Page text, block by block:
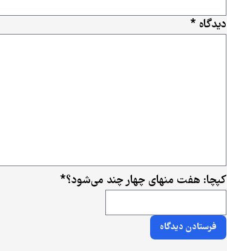
دیدگاه *
کپچا: هفت منهای چهار چند می‌شود؟*